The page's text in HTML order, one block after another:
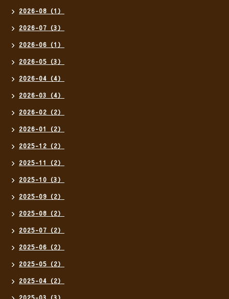
2026-08（1）
2026-07（3）
2026-06（1）
2026-05（3）
2026-04（4）
2026-03（4）
2026-02（2）
2026-01（2）
2025-12（2）
2025-11（2）
2025-10（3）
2025-09（2）
2025-08（2）
2025-07（2）
2025-06（2）
2025-05（2）
2025-04（2）
2025-03（3）